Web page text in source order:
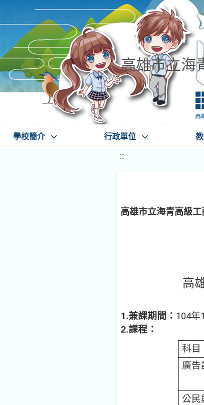
高雄市立海
學校簡介 行政單位
:::
高雄市立海青高級
高
1.兼課期間： 104年1
2.課程：
科目
廣告
公民